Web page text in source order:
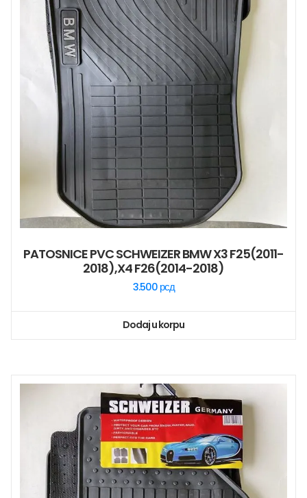
PATOSNICE PVC SCHWEIZER BMW X3 F25(2011-
2018),X4 F26(2014-2018)
3.500 рсд
Dodaj u korpu